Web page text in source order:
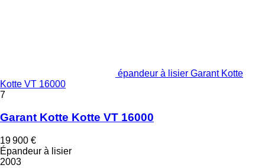
épandeur à lisier Garant Kotte
Kotte VT 16000
7
Garant Kotte Kotte VT 16000
19 900 €
Épandeur à lisier
2003